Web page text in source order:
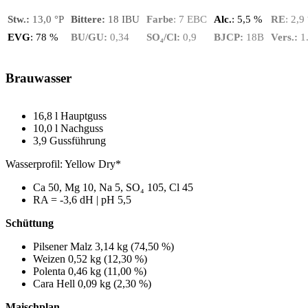
Stw.: 13,0 °P Bittere: 18 IBU Farbe: 7 EBC Alc.: 5,5 % RE: 2,9
EVG: 78 % BU/GU: 0,34 SO₄/Cl: 0,9 BJCP: 18B Vers.: 1.
Brauwasser
16,8 l Hauptguss
10,0 l Nachguss
3,9 Gussführung
Wasserprofil: Yellow Dry*
Ca 50, Mg 10, Na 5, SO₄ 105, Cl 45
RA = ‑3,6 dH | pH 5,5
Schüttung
Pilsener Malz 3,14 kg (74,50 %)
Weizen 0,52 kg (12,30 %)
Polenta 0,46 kg (11,00 %)
Cara Hell 0,09 kg (2,30 %)